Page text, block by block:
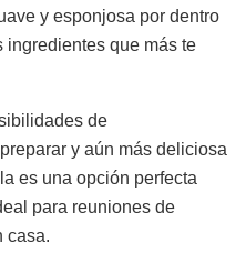
y esponjosa por dentro
que más te
de
y aún más deliciosa
es una opción perfecta
para reuniones de
casa.